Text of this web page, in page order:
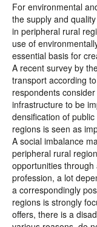
For environmental
the supply and
in peripheral rural
use of
essential basis for
A recent survey by
transport according
respondents
infrastructure to be
densification of
regions is seen as
A social imbalance
peripheral rural
opportunities
profession, a lot
a correspondingly
regions is strongly
offers, there is a